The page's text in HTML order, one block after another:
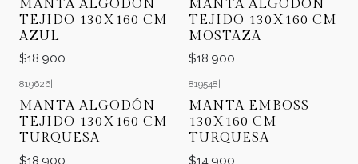
MANTA ALGODÓN
TEJIDO 130X160 CM
AZUL
$18.900
MANTA ALGODÓN
TEJIDO 130X160 CM
MOSTAZA
$18.900
819626
MANTA ALGODÓN
TEJIDO 130X160 CM
TURQUESA
$18.900
819548
MANTA EMBOSS
130X160 CM
TURQUESA
$14.900